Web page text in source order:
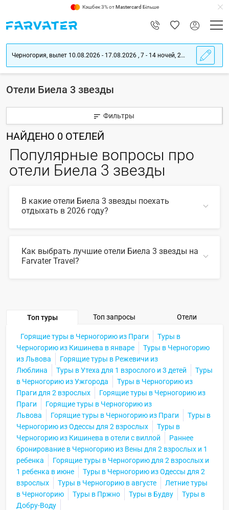
Кэшбек 3% отMastercard Більше
Черногория, вылет 10.08.2026 - 17.08.2026 , 7 - 14 ночей, 2 взрослых
Отели Биела 3 звезды
Фильтры
НАЙДЕНО 0 ОТЕЛЕЙ
Популярные вопросы про
отели Биела 3 звезды
В какие отели Биела 3 звезды поехать
отдыхать в 2026 году?
Как выбрать лучшие отели Биела 3 звезды на
Farvater Travel?
СВЕРНУТЬ
Топ туры Топ запросы Отели
Горящие туры в Черногорию из Праги
Туры в
Черногорию из Кишинева в январе
Туры в Черногорию
из Львова
Горящие туры в Режевичи из
Люблина
Туры в Утеха для 1 взрослого и 3 детей
Туры
в Черногорию из Ужгорода
Туры в Черногорию из
Праги для 2 взрослых
Горящие туры в Черногорию из
Праги
Горящие туры в Черногорию из
Львова
Горящие туры в Черногорию из Праги
Туры в
Черногорию из Одессы для 2 взрослых
Туры в
Черногорию из Кишинева в отели с виллой
Раннее
бронирование в Черногорию из Вены для 2 взрослых и 1
ребенка
Горящие туры в Черногорию для 2 взрослых и
1 ребенка в июне
Туры в Черногорию из Одессы для 2
взрослых
Туры в Черногорию в августе
Летние туры
в Черногорию
Туры в Пржно Туры в Будву
Туры в
Добру-Воду